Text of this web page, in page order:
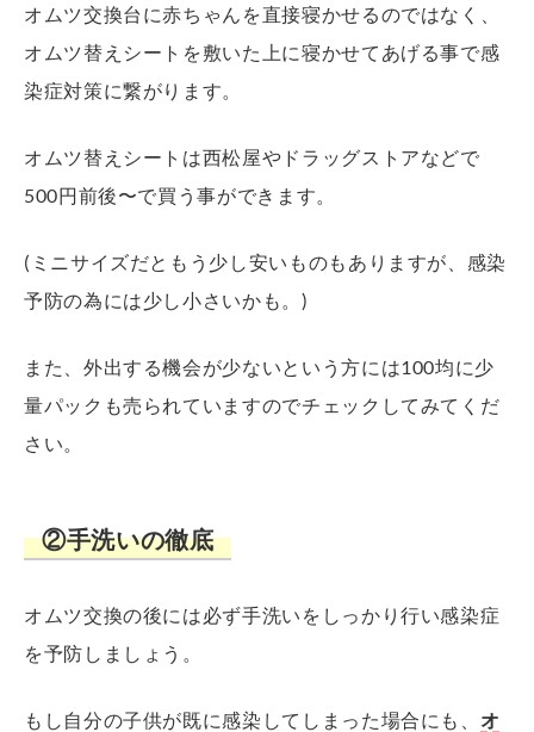
オムツ交換台に赤ちゃんを直接寝かせるのではなく、
オムツ替えシートを敷いた上に寝かせてあげる事で感
染症対策に繋がります。
オムツ替えシートは西松屋やドラッグストアなどで
500円前後〜で買う事ができます。
(ミニサイズだともう少し安いものもありますが、感染
予防の為には少し小さいかも。)
また、外出する機会が少ないという方には100均に少
量パックも売られていますのでチェックしてみてくだ
さい。
②手洗いの徹底
オムツ交換の後には必ず手洗いをしっかり行い感染症
を予防しましょう。
もし自分の子供が既に感染してしまった場合にも、 オ